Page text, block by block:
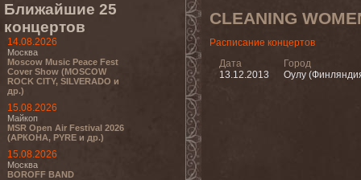
Ближайшие 25
концертов
14.08.2026
Москва
Moscow Music Peace Fest
Cover Show (MOSCOW
ROCK CITY, SILVERADO и
др.)
15.08.2026
Майкоп
MSR Open Air Festival 2026
(АРКОНА, PYRE и др.)
15.08.2026
Москва
BOROFF BAND
CLEANING
Расписание концертов
Дата
13.12.2013
Город
Оулу